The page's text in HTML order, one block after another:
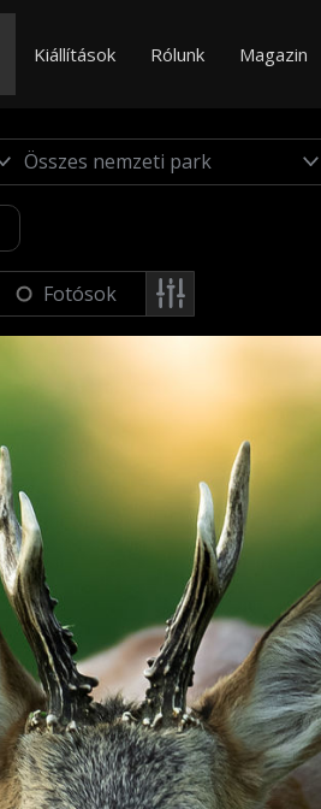
Kiállítások Rólunk Magazin
Fotósok